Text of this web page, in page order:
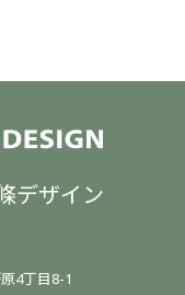
デザイン
4丁目8-1